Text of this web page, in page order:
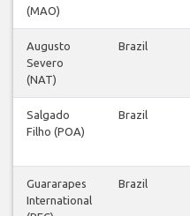
(MAO)
Augusto
Severo
(NAT)
Brazil
Salgado
Filho (POA)
Brazil
Guararapes
International
Brazil